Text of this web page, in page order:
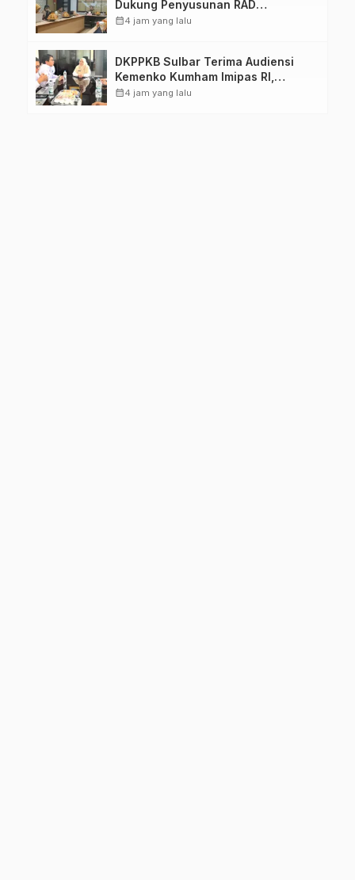
Dukung Penyusunan RAD
TPB/SDGs Sulawesi Barat
calendar_month4 jam yang lalu
DKPPKB Sulbar Terima Audiensi
Kemenko Kumham Imipas RI,
Perkuat Pelayanan Kesehatan bagi
calendar_month4 jam yang lalu